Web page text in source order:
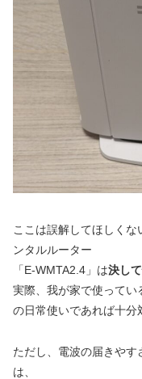
ここは誤解してほしく
ンタルルーター
「E-WMTA2.4」は決し
実際、我が家で使って
の日常使いであれば十分
ただし、電波の届きや
は、